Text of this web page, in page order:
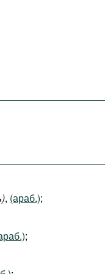
(166، 145 ، 109 مقالات2019 ,الدستور المصري المعدل), (араб.);
;